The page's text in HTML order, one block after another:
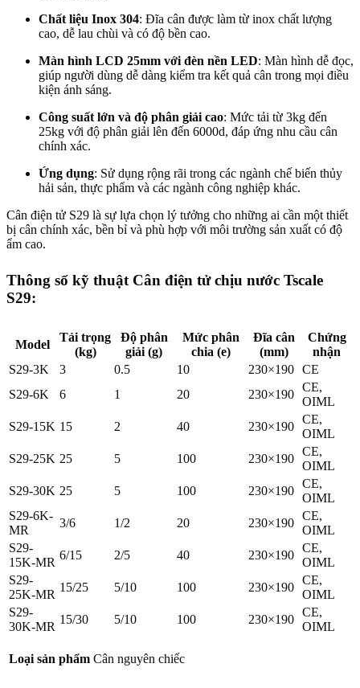
Chất liệu Inox 304: Đĩa cân được làm từ inox chất lượng
cao, dễ lau chùi và có độ bền cao.
Màn hình LCD 25mm với đèn nền LED: Màn hình dễ đọc,
giúp người dùng dễ dàng kiểm tra kết quả cân trong mọi điều
kiện ánh sáng.
Công suất lớn và độ phân giải cao: Mức tải từ 3kg đến
25kg với độ phân giải lên đến 6000d, đáp ứng nhu cầu cân
chính xác.
Ứng dụng: Sử dụng rộng rãi trong các ngành chế biến thủy
hải sản, thực phẩm và các ngành công nghiệp khác.
Cân điện tử S29 là sự lựa chọn lý tưởng cho những ai cần một thiết
bị cân chính xác, bền bỉ và phù hợp với môi trường sản xuất có độ
ẩm cao.
Thông số kỹ thuật Cân điện tử chịu nước Tscale
S29:
Model
Tải trọng
(kg)
Độ phân
giải (g)
Mức phân
chia (e)
Đĩa cân
(mm)
Chứng
nhận
S29-3K
3 0.5 10 230×190 CE
S29-6K
6 1 20 230×190
CE,
OIML
S29-15K 15 2 40 230×190
CE,
OIML
S29-25K 25 5 100 230×190
CE,
OIML
S29-30K 25 5 100 230×190
CE,
OIML
S29-6K-
MR
3/6 1/2 20 230×190
CE,
OIML
S29-
15K-MR
6/15 2/5 40 230×190
CE,
OIML
S29-
25K-MR
15/25 5/10 100 230×190
CE,
OIML
S29-
30K-MR
15/30 5/10 100 230×190
CE,
OIML
Loại sản phẩm Cân nguyên chiếc